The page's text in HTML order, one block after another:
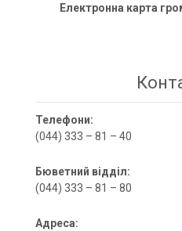
Електронна карта
Телефони:
(044) 333 – 81 – 40
Бюветний відділ:
(044) 333 – 81 – 80
Адреса: